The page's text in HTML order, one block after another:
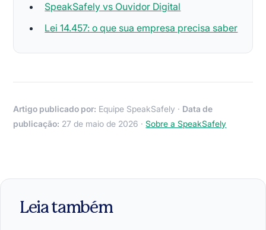
SpeakSafely vs Ouvidor Digital
Lei 14.457: o que sua empresa precisa saber
Artigo publicado por: Equipe SpeakSafely · Data de
publicação: 27 de maio de 2026 ·Sobre a SpeakSafely
Leia também